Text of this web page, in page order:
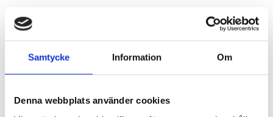
Samtycke Information Om
Denna webbplats använder cookies